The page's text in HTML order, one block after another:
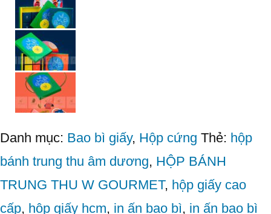
Danh mục: Bao bì giấy, Hộp cứng Thẻ: hộp
bánh trung thu âm dương, HỘP BÁNH
TRUNG THU W GOURMET, hộp giấy cao
cấp, hộp giấy hcm, in ấn bao bì, in ấn bao bì